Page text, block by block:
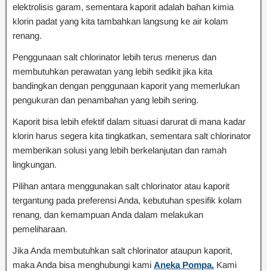
elektrolisis garam, sementara kaporit adalah bahan kimia
klorin padat yang kita tambahkan langsung ke air kolam
renang.
Penggunaan salt chlorinator lebih terus menerus dan
membutuhkan perawatan yang lebih sedikit jika kita
bandingkan dengan penggunaan kaporit yang memerlukan
pengukuran dan penambahan yang lebih sering.
Kaporit bisa lebih efektif dalam situasi darurat di mana kadar
klorin harus segera kita tingkatkan, sementara salt chlorinator
memberikan solusi yang lebih berkelanjutan dan ramah
lingkungan.
Pilihan antara menggunakan salt chlorinator atau kaporit
tergantung pada preferensi Anda, kebutuhan spesifik kolam
renang, dan kemampuan Anda dalam melakukan
pemeliharaan.
Jika Anda membutuhkan salt chlorinator ataupun kaporit,
maka Anda bisa menghubungi kami Aneka Pompa. Kami